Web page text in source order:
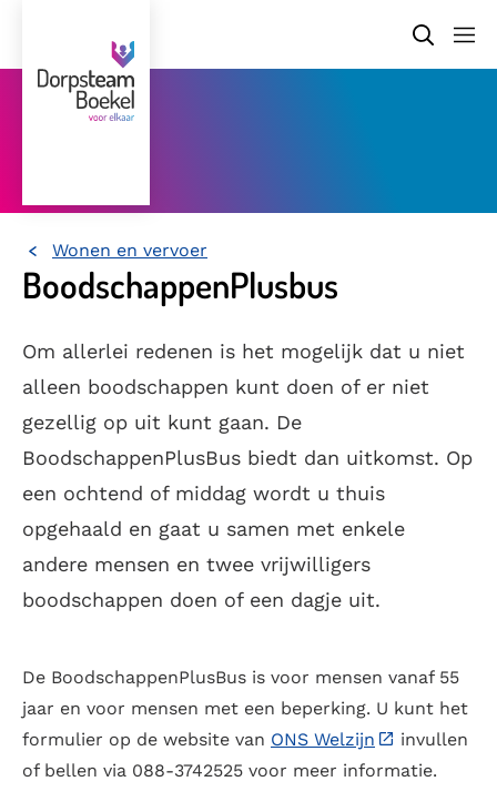
HomeWonen en vervoer
BoodschappenPlusbus
Om allerlei redenen is het mogelijk dat u niet
alleen boodschappen kunt doen of er niet
gezellig op uit kunt gaan. De
BoodschappenPlusBus biedt dan uitkomst. Op
een ochtend of middag wordt u thuis
opgehaald en gaat u samen met enkele
andere mensen en twee vrijwilligers
boodschappen doen of een dagje uit.
De BoodschappenPlusBus is voor mensen vanaf 55
jaar en voor mensen met een beperking. U kunt het
formulier op de website van ONS Welzijn
invullen
of bellen via 088-3742525 voor meer informatie.